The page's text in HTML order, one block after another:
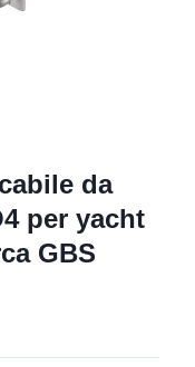
da
per yacht
GBS